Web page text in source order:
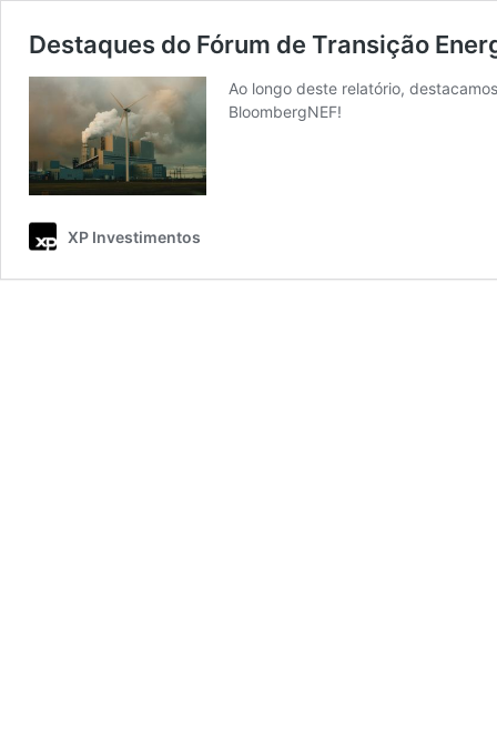
Destaques do Fórum de Transição
Ao longo deste relatório,
BloombergNEF!
XP Investimentos